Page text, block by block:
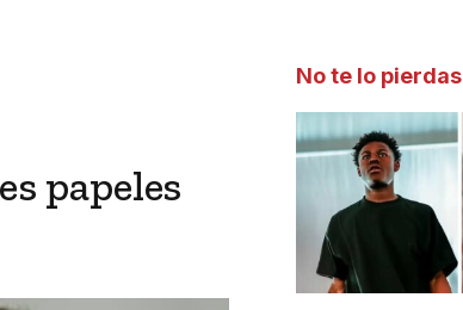
papeles
No te lo pierdas